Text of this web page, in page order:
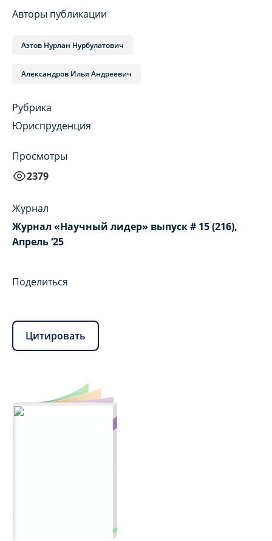
Авторы публикации
Аэтов Нурлан Нурбулатович
Александров Илья Андреевич
Рубрика
Юриспруденция
Просмотры
2379
Журнал
Журнал «Научный лидер» выпуск # 15 (216),
Апрель ‘25
Поделиться
Цитировать